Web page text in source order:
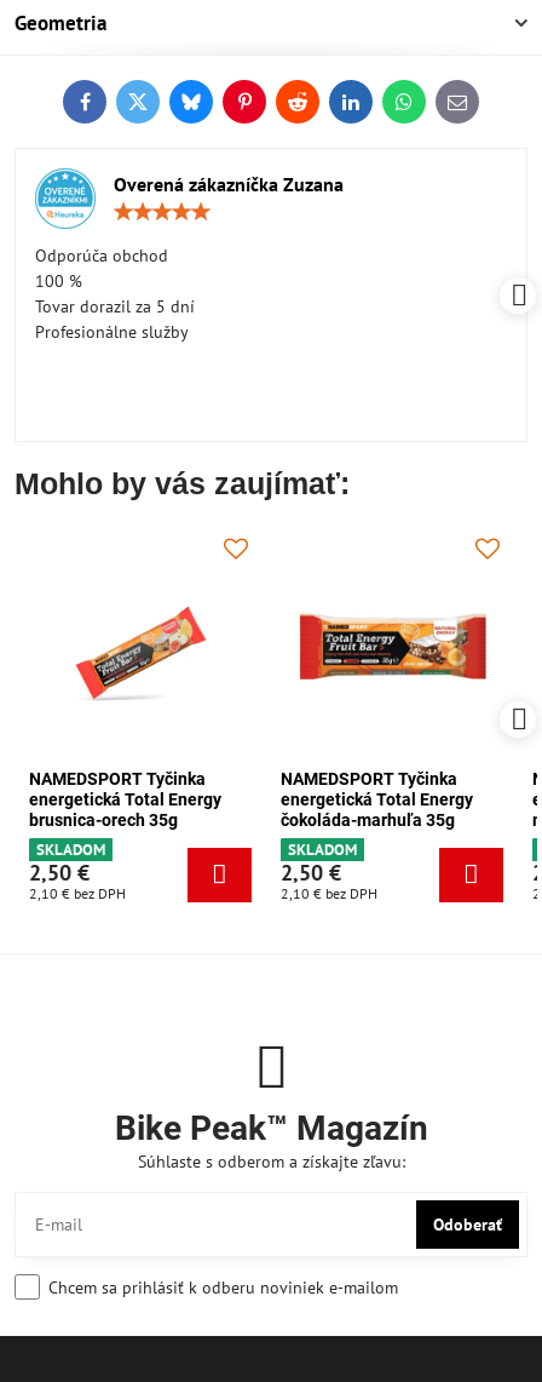
Geometria
FacebookTwitterBlueskyPinterestReddit LinkedInWhatsApp
E-
mail
Overená zákazníčka Zuzana
Odporúča obchod
100 %
Tovar dorazil za 5 dní
Profesionálne služby
Mohlo by vás zaujímať:
NAMEDSPORT Tyčinka
energetická Total Energy
brusnica-orech 35g
SKLADOM
2,50 €
2,10 € bez DPH
NAMEDSPORT Tyčinka
energetická Total Energy
čokoláda-marhuľa 35g
SKLADOM
2,50 €
2,10 € bez DPH
Bike Peak™ Magazín
Súhlaste s odberom a získajte zľavu:
Odoberať
Chcem sa prihlásiť k odberu noviniek e-mailom